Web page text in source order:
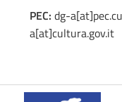
PEC: dg-